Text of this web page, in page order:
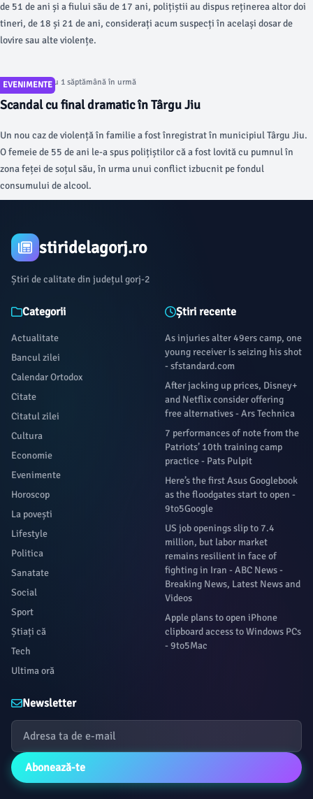
de 51 de ani și a fiului său de 17 ani, polițiștii au dispus reținerea altor doi
tineri, de 18 și 21 de ani, considerați acum suspecți în același dosar de
lovire sau alte violențe.
EVENIMENTE
Articol postat cu 1 săptămână în urmă
Scandal cu final dramatic în Târgu Jiu
Un nou caz de violență în familie a fost înregistrat în municipiul Târgu Jiu.
O femeie de 55 de ani le-a spus polițiștilor că a fost lovită cu pumnul în
zona feței de soțul său, în urma unui conflict izbucnit pe fondul
consumului de alcool.
stiridelagorj.ro
Știri de calitate din județul gorj-2
Categorii
Actualitate
Bancul zilei
Calendar Ortodox
Citate
Citatul zilei
Cultura
Economie
Evenimente
Horoscop
La povești
Lifestyle
Politica
Sanatate
Social
Sport
Știați că
Tech
Ultima oră
Știri recente
As injuries alter 49ers camp, one
young receiver is seizing his shot
- sfstandard.com
After jacking up prices, Disney+
and Netflix consider offering
free alternatives - Ars Technica
7 performances of note from the
Patriots’ 10th training camp
practice - Pats Pulpit
Here’s the first Asus Googlebook
as the floodgates start to open -
9to5Google
US job openings slip to 7.4
million, but labor market
remains resilient in face of
fighting in Iran - ABC News -
Breaking News, Latest News and
Videos
Apple plans to open iPhone
clipboard access to Windows PCs
- 9to5Mac
Newsletter
Abonează-te